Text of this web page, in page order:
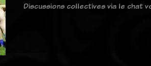
Discussions collectives via le chat